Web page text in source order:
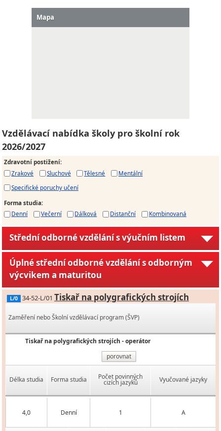
Mapa
Vzdělávací nabídka školy pro školní rok
2026/2027
Zdravotní postižení:
Zrakové
Sluchové Tělesné
Mentální
Specifické poruchy učení
Forma studia:
Denní
Večerní Dálková Distanční Kombinovaná
Střední odborné vzdělání s výučním listem
Úplné střední odborné vzdělání s odborným
výcvikem a maturitou
L/0 34-52-L/01 Tiskař na polygrafických strojích
Zaměření nebo Školní vzdělávací program (ŠVP)
Tiskař na polygrafických strojích - operátor
porovnat
Délka studia Forma studia Počet povinných
cizích jazyků Vyučované jazyky
4,0 Denní 1 A